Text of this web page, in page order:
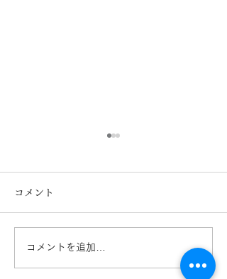
キッズメガネ TOMATO
コメント
コメントを追加…